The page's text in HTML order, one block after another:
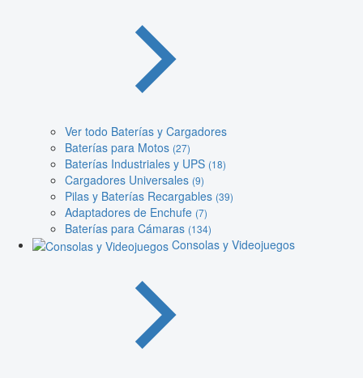
Ver todo Baterías y Cargadores
Baterías para Motos (27)
Baterías Industriales y UPS (18)
Cargadores Universales (9)
Pilas y Baterías Recargables (39)
Adaptadores de Enchufe (7)
Baterías para Cámaras (134)
Consolas y Videojuegos